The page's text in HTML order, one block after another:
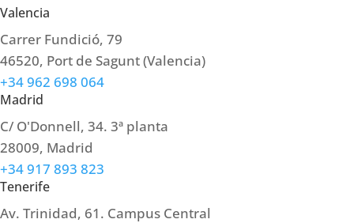
Valencia
Carrer Fundició, 79
46520, Port de Sagunt (Valencia)
+34 962 698 064
Madrid
C/ O'Donnell, 34. 3ª planta​
28009, Madrid
+34 917 893 823
Tenerife
Av. Trinidad, 61. Campus Central